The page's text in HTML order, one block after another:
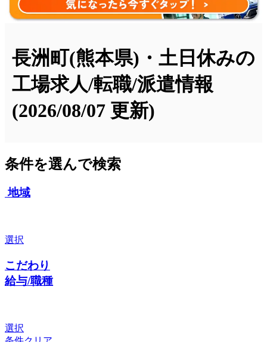
長洲町(熊本県)・土日休みの
工場求人/転職/派遣情報
(2026/08/07 更新)
条件を選んで検索
地域
選択
こだわり
給与/職種
選択